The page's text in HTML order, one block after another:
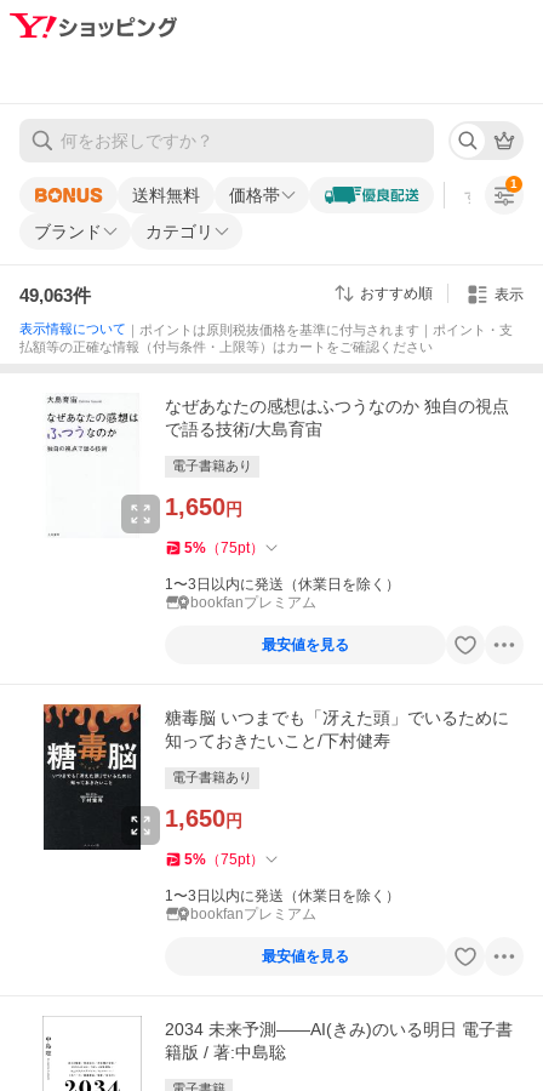
送料無料 価格帯 すべての条
ブランド カテゴリ
1
49,063件 おすすめ順 表示
表示情報について ｜ポイントは原則税抜価格を基準に付与されます｜ポイント・支
払額等の正確な情報（付与条件・上限等）はカートをご確認ください
なぜあなたの感想はふつうなのか 独自の視点
で語る技術/大島育宙
電子書籍あり
1,650円
5% （75pt）
1〜3日以内に発送（休業日を除く）
bookfanプレミアム
最安値を見る
糖毒脳 いつまでも「冴えた頭」でいるために
知っておきたいこと/下村健寿
電子書籍あり
1,650円
5% （75pt）
1〜3日以内に発送（休業日を除く）
bookfanプレミアム
最安値を見る
2034 未来予測――AI(きみ)のいる明日 電子書
籍版 / 著:中島聡